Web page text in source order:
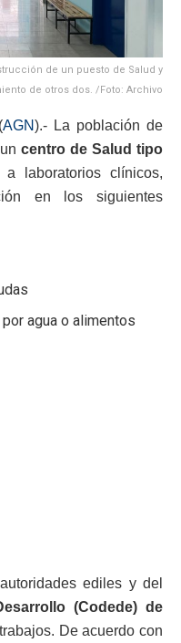
de un puesto de Salud y
de otros dos. /Foto: Archivo
AGN).- La población de
centro de Salud tipo
laboratorios clínicos,
en los siguientes
agua o alimentos
ediles y del
(Codede) de
De acuerdo con